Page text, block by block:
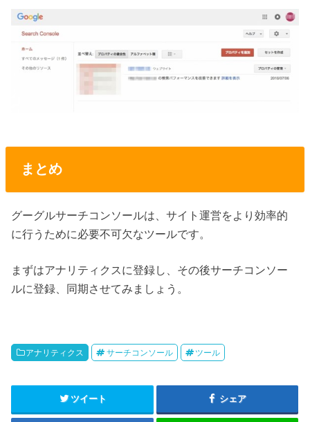
まとめ
グーグルサーチコンソールは、サイト運営をより効率的
に行うために必要不可欠なツールです。
まずはアナリティクスに登録し、その後サーチコンソー
ルに登録、同期させてみましょう。
アナリティクス サーチコンソール ツール
ツイート シェア